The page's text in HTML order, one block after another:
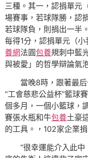
三種。其一，認捐單元
場賽事，若球隊勝，認
若球隊負，則捐出一半
每得1分，認捐單元（
養網法圓包養規刺中藍
與被愛」的哲學辯論氣
當晚8時，跟著最
“工會慈悲公益杯”籃球
個多月，一個小籃球，
賽張水瓶和牛包養土豪
的工具。，102家企業
“很幸運能介入此